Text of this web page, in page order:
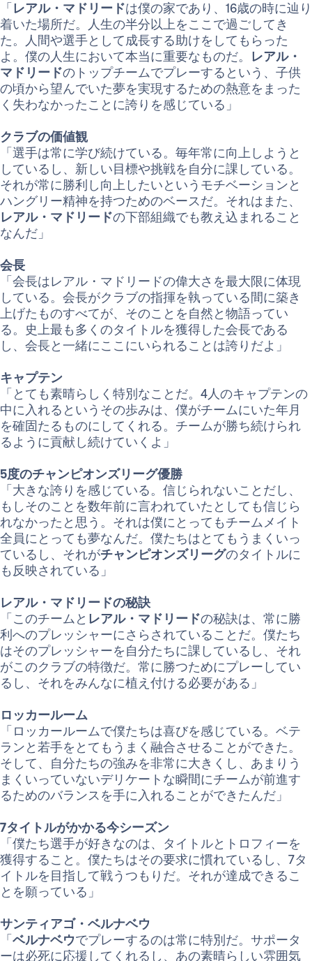
「 レアル・マドリードは僕の家であり、16歳の時に辿り
着いた場所だ。人生の半分以上をここで過ごしてき
た。人間や選手として成長する助けをしてもらった
よ。僕の人生において本当に重要なものだ。 レアル・
マドリードのトップチームでプレーするという、子供
の頃から望んでいた夢を実現するための熱意をまった
く失わなかったことに誇りを感じている」
クラブの価値観
「選手は常に学び続けている。毎年常に向上しようと
しているし、新しい目標や挑戦を自分に課している。
それが常に勝利し向上したいというモチベーションと
ハングリー精神を持つためのベースだ。それはまた、
レアル・マドリードの下部組織でも教え込まれること
なんだ」
会長
「会長はレアル・マドリードの偉大さを最大限に体現
している。会長がクラブの指揮を執っている間に築き
上げたものすべてが、そのことを自然と物語ってい
る。史上最も多くのタイトルを獲得した会長である
し、会長と一緒にここにいられることは誇りだよ」
キャプテン
「とても素晴らしく特別なことだ。4人のキャプテンの
中に入れるというその歩みは、僕がチームにいた年月
を確固たるものにしてくれる。チームが勝ち続けられ
るように貢献し続けていくよ」
5度のチャンピオンズリーグ優勝
「大きな誇りを感じている。信じられないことだし、
もしそのことを数年前に言われていたとしても信じら
れなかったと思う。それは僕にとってもチームメイト
全員にとっても夢なんだ。僕たちはとてもうまくいっ
ているし、それがチャンピオンズリーグのタイトルに
も反映されている」
レアル・マドリードの秘訣
「このチームと レアル・マドリードの秘訣は、常に勝
利へのプレッシャーにさらされていることだ。僕たち
はそのプレッシャーを自分たちに課しているし、それ
がこのクラブの特徴だ。常に勝つためにプレーしてい
るし、それをみんなに植え付ける必要がある」
ロッカールーム
「ロッカールームで僕たちは喜びを感じている。ベテ
ランと若手をとてもうまく融合させることができた。
そして、自分たちの強みを非常に大きくし、あまりう
まくいっていないデリケートな瞬間にチームが前進す
るためのバランスを手に入れることができたんだ」
7タイトルがかかる今シーズン
「僕たち選手が好きなのは、タイトルとトロフィーを
獲得すること。僕たちはその要求に慣れているし、7タ
イトルを目指して戦うつもりだ。それが達成できるこ
とを願っている」
サンティアゴ・ベルナベウ
「 ベルナベウでプレーするのは常に特別だ。サポータ
ーは必死に応援してくれるし、あの素晴らしい雰囲気